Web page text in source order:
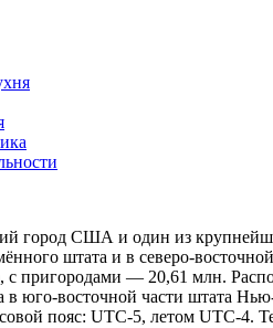
город США и один из
штата и в северо-
с пригородами — 20,61 млн.
в юго-восточной части штата
пояс: UTC-5, летом UTC-4.